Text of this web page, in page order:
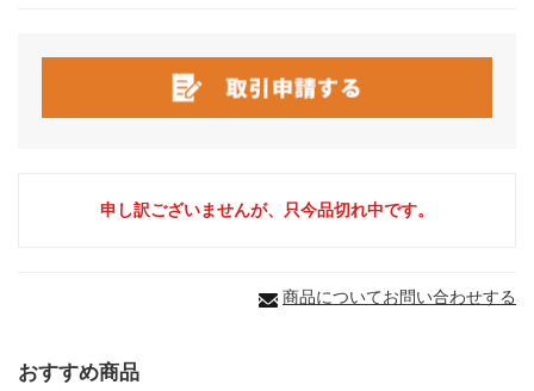
申し訳ございませんが、只今品切れ中です。
商品についてお問い合わせする
おすすめ商品